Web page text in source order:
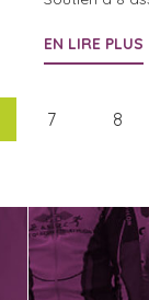
EN LIRE PLUS
7 8